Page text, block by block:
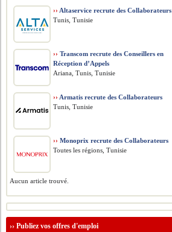
›› Altaservice recrute des Collaborateurs
Tunis, Tunisie
›› Transcom recrute des Conseillers en
Réception d’Appels
Ariana, Tunis, Tunisie
›› Armatis recrute des Collaborateurs
Tunis, Tunisie
›› Monoprix recrute des Collaborateurs
Toutes les régions, Tunisie
Aucun article trouvé.
››Publiez vos offres d'emploi